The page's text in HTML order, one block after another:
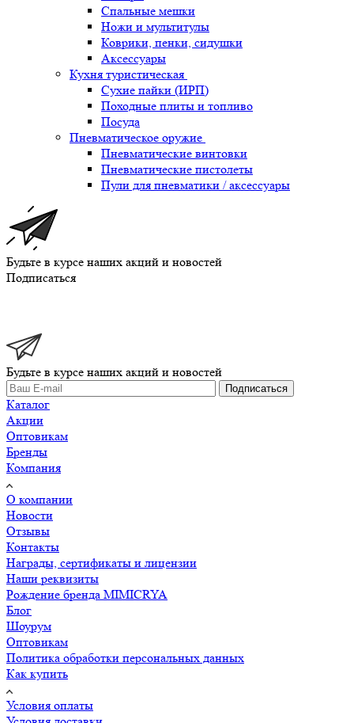
Спальные мешки
Ножи и мультитулы
Коврики, пенки, сидушки
Аксессуары
Кухня туристическая
Сухие пайки (ИРП)
Походные плиты и топливо
Посуда
Пневматическое оружие
Пневматические винтовки
Пневматические пистолеты
Пули для пневматики / аксессуары
Будьте в курсе наших акций и новостей
Подписаться
Будьте в курсе наших акций и новостей
Подписаться
Каталог
Акции
Оптовикам
Бренды
Компания
О компании
Новости
Отзывы
Контакты
Награды, сертификаты и лицензии
Наши реквизиты
Рождение бренда MIMICRYA
Блог
Шоурум
Оптовикам
Политика обработки персональных данных
Как купить
Условия оплаты